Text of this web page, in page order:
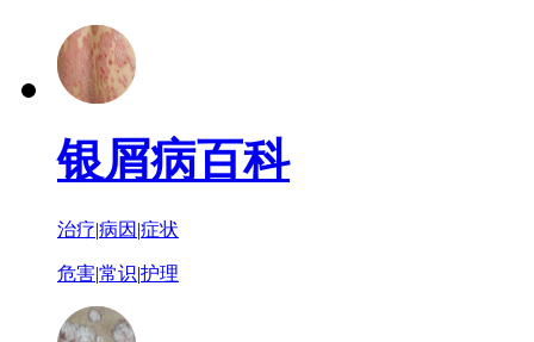
银屑病百科
治疗|病因 |症状
危害|常识|护理